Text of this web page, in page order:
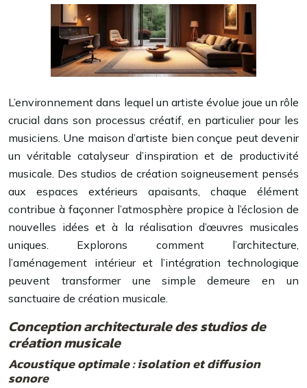
L’environnement dans lequel un artiste évolue joue un rôle
crucial dans son processus créatif, en particulier pour les
musiciens. Une maison d’artiste bien conçue peut devenir
un véritable catalyseur d’inspiration et de productivité
musicale. Des studios de création soigneusement pensés
aux espaces extérieurs apaisants, chaque élément
contribue à façonner l’atmosphère propice à l’éclosion de
nouvelles idées et à la réalisation d’œuvres musicales
uniques. Explorons comment l’architecture,
l’aménagement intérieur et l’intégration technologique
peuvent transformer une simple demeure en un
sanctuaire de création musicale.
Conception architecturale des studios de
création musicale
Acoustique optimale : isolation et diffusion
sonore